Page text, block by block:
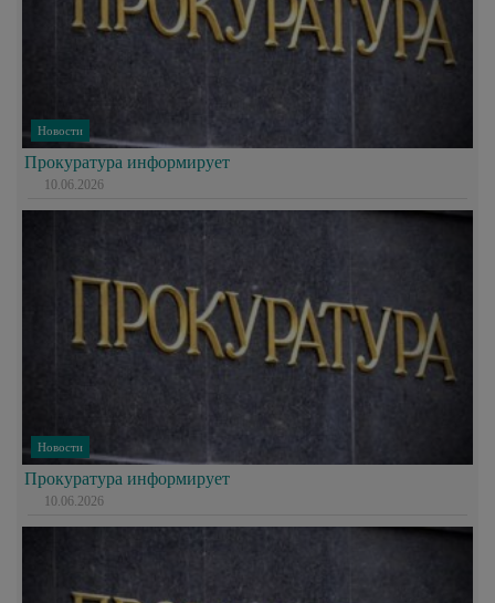
Новости
Прокуратура информирует
10.06.2026
Новости
Прокуратура информирует
10.06.2026